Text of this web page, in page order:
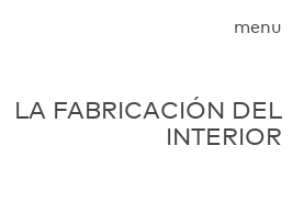
menu
LA FABRICACIÓN DEL
INTERIOR